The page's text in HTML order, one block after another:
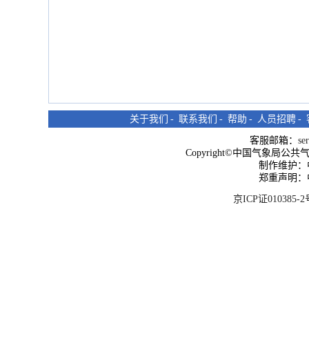
关于我们 - 联系我们 - 帮助 - 人员招聘 -
客服邮箱：
Copyright©中国气象局公共
制作维护
郑重声明
京ICP证010385-2